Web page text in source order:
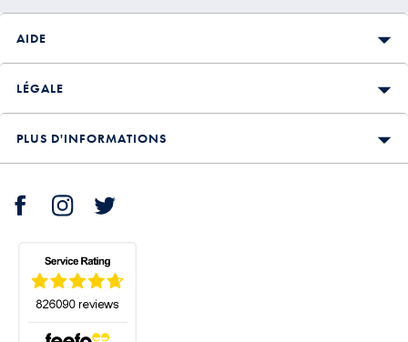
AIDE
LÉGALE
PLUS D'INFORMATIONS